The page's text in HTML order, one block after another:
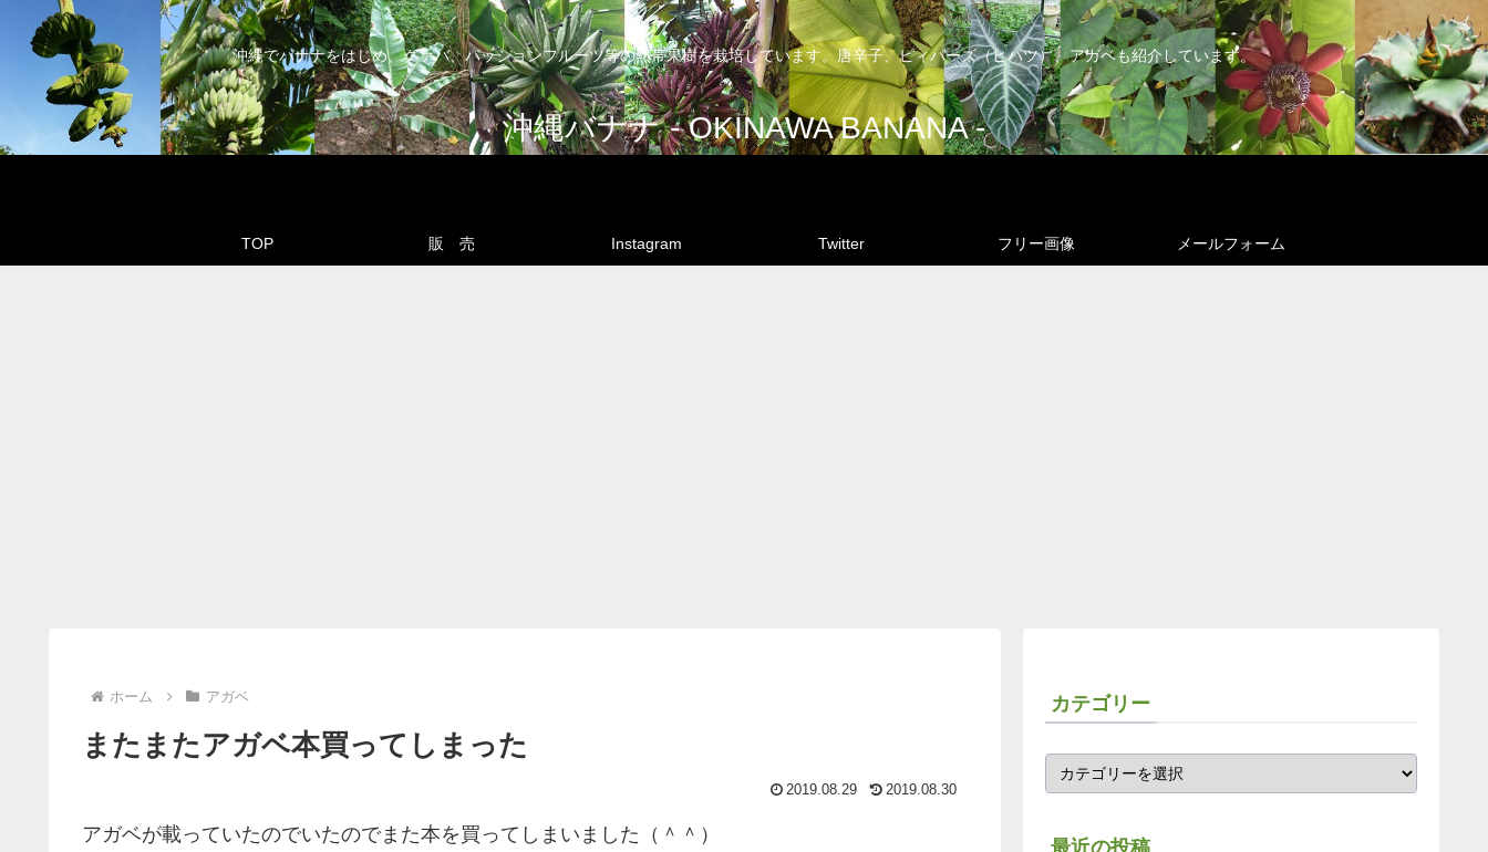
沖縄でバナナをはじめ、グァバ、パッションフルーツ等の熱帯果樹を栽培しています。唐辛子、ピィパーズ（ヒハツ）、アガベも紹介しています。
沖縄バナナ - OKINAWA BANANA -
TOP 販 売 Instagram Twitter フリー画像 メールフォーム
ホーム アガベ
またまたアガベ本買ってしまった
2019.08.29 2019.08.30
アガベが載っていたのでいたのでまた本を買ってしまいました（＾＾）
カテゴリー
最近の投稿